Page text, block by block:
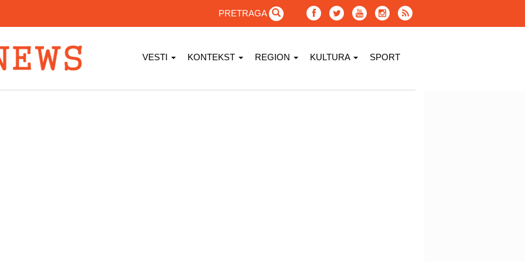
PRETRAGA
VESTI KONTEKST REGION KULTURA SPORT